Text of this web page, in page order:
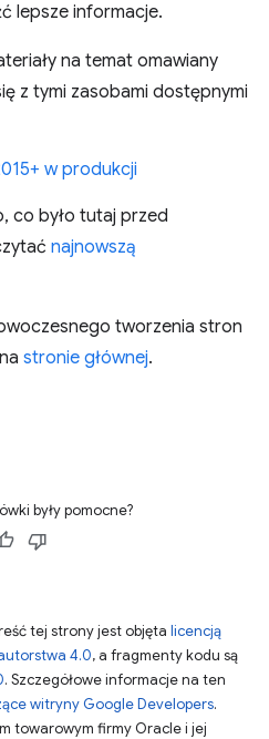
lepsze informacje.
na temat omawiany
z tymi zasobami dostępnymi
w produkcji
co było tutaj przed
najnowszą
tworzenia stron
stronie głównej.
były pomocne?
tej strony jest objęta licencją
4.0, a fragmenty kodu są
. Szczegółowe informacje na ten
witryny Google Developers.
towarowym firmy Oracle i jej